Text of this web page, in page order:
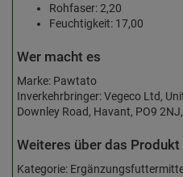
Rohfaser: 2,20
Feuchtigkeit: 17,00
Wer macht es
Marke: Pawtato
Inverkehrbringer: Vegeco Ltd,
Downley Road, Havant, PO9
Weiteres über das Produkt
Kategorie: